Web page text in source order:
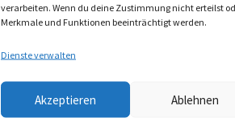
verarbeiten. Wenn du deine Zustimmung nicht erteilst
Merkmale und Funktionen beeinträchtigt werden.
Dienste verwalten
Akzeptieren Ablehnen